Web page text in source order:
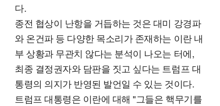
다.
종전 협상이 난항을 거듭하는 것은 대미 강경파
와 온건파 등 다양한 목소리가 존재하는 이란 내
부 상황과 무관치 않다는 분석이 나오는 터에,
최종 결정권자와 담판을 짓고 싶다는 트럼프 대
통령의 의지가 반영된 발언일 수 있는 것이다.
트럼프 대통령은 이란에 대해 "그들은 핵무기를